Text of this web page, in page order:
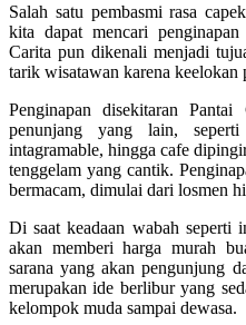
Salah satu pembasmi rasa
kita dapat mencari
Carita pun dikenali menjadi
tarik wisatawan karena keelokan
Penginapan disekitaran
penunjang yang lain,
intagramable, hingga cafe
tenggelam yang cantik.
bermacam, dimulai dari losmen
Di saat keadaan wabah seperti
akan memberi harga murah
sarana yang akan pengunjung
merupakan ide berlibur yang
kelompok muda sampai dewasa.